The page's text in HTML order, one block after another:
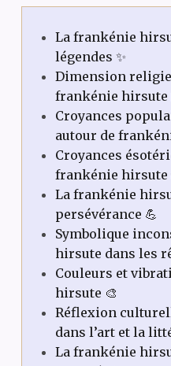
La frankénie
légendes ✨
Dimension
frankénie hirsute
Croyances
autour de
Croyances
frankénie hirsute
La frankénie
persévérance 💪
Symbolique
hirsute dans les
Couleurs et
hirsute 🎨
Réflexion
dans l’art et la
La frankénie